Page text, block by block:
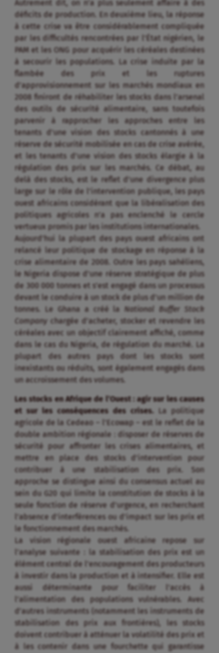
Autrement dit, on n’a plus seulement affaire à des
déficits de production. En deuxième lieu, la réponse
à cette crise va être considérablement compliquée
par les difficultés rencontrées par l’État nigérien, le
PAM et les ONG pour acquérir les céréales destinées
à secourir les populations. La crise induite par la
flambée des prix et les ruptures
d’approvisionnement sur les marchés mondiaux en
2008 finiront de réhabiliter les stocks dans l’arsenal
des outils de sécurité alimentaire, sans toutefois
parvenir à rapprocher les approches entre les
tenants d’une vision des stocks cantonnés à une
réserve de sécurité mobilisée en cas de crise avérée,
et les tenants d’une vision des stocks élargie à la
régulation des prix sur les marchés. Ce débat, au
delà des stocks, est le reflet d’une divergence plus
large sur le rôle de l’intervention publique, les pays
ouest africains considérant que la libéralisation des
politiques agricoles n’a pas enclenché le cercle
vertueux promis par les institutions internationales.
Aujourd’hui la plupart des pays ouest africains ont
relancé leur politique de stockage en réponse à la
crise alimentaire de 2008. Outre les pays sahéliens,
le Nigeria dispose d’une réserve stratégique de plus
de 300 000 tonnes et s’est engagé dans un processus
devant le conduire à un stock de plus d’un million de
tonnes. Le Ghana a créé la National Buffer Stock
Company chargée d’acheter, stocker et revendre les
céréales avec un objectif clairement affiché, comme
dans le cas du Nigeria, de régulation du marché. La
plupart des autres pays dont les stocks sont
inexistants ou réduits, sont également engagés dans
un accroissement des volumes.
Les stocks en Afrique de l’Ouest : agir sur les causes
et sur les conséquences des crises. La politique
agricole de la Cedeao – l’Ecowap – est le reflet de la
double ambition régionale : disposer de réserves de
sécurité pour affronter les crises alimentaires, et
mettre en place des stocks d’intervention pour
contribuer à une stabilisation des prix. Son
approche se distingue ainsi du consensus actuel au
sein du G20 qui limite la constitution de stocks à la
seule fonction de réserve d’urgence, en recherchant
l’absence d’interférences ou d’impact sur les prix et
le fonctionnement des marchés.
La vision régionale ouest africaine repose sur
l’analyse suivante : la stabilisation des prix est un
élément central de l’encouragement des producteurs
à investir dans la production et à intensifier. Elle est
aussi déterminante pour faciliter l’accès à
l’alimentation des populations vulnérables. Avec
d’autres instruments (notamment les instruments de
stabilisation des prix aux frontières), les stocks
doivent contribuer à atténuer la volatilité des prix et
à les contenir dans une fourchette qui garantisse